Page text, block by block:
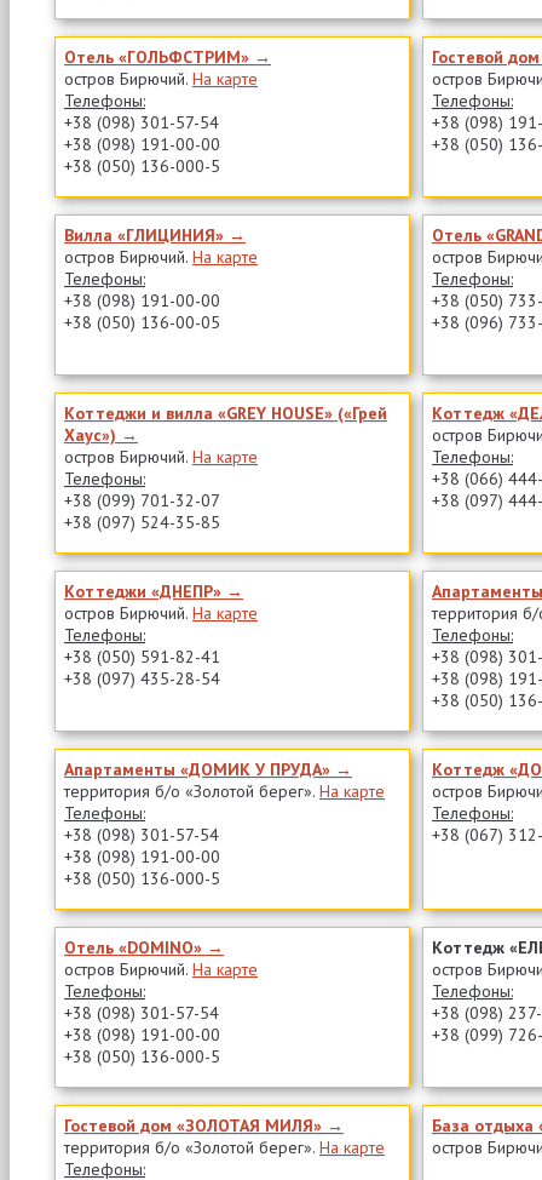
Отель «ГОЛЬФСТРИМ» →
остров Бирючий. На карте
Телефоны:
+38 (098) 301-57-54
+38 (098) 191-00-00
+38 (050) 136-000-5
Гостевой
остров
Телефоны:
+38 (098)
+38 (050)
Вилла «ГЛИЦИНИЯ» →
остров Бирючий. На карте
Телефоны:
+38 (098) 191-00-00
+38 (050) 136-00-05
Отель
остров
Телефоны:
+38 (050)
+38 (096)
Коттеджи и вилла «GREY HOUSE» («Грей
Хаус») →
остров Бирючий. На карте
Телефоны:
+38 (099) 701-32-07
+38 (097) 524-35-85
Коттедж
остров
Телефоны:
+38 (066)
+38 (097)
Коттеджи «ДНЕПР» →
остров Бирючий. На карте
Телефоны:
+38 (050) 591-82-41
+38 (097) 435-28-54
территория
Телефоны:
+38 (098)
+38 (098)
+38 (050)
Апартаменты «ДОМИК У ПРУДА» →
территория б/о «Золотой берег». На карте
Телефоны:
+38 (098) 301-57-54
+38 (098) 191-00-00
+38 (050) 136-000-5
Коттедж
остров
Телефоны:
+38 (067)
Отель «DOMINO» →
остров Бирючий. На карте
Телефоны:
+38 (098) 301-57-54
+38 (098) 191-00-00
+38 (050) 136-000-5
Коттедж
остров
Телефоны:
+38 (098)
+38 (099)
Гостевой дом «ЗОЛОТАЯ МИЛЯ» →
территория б/о «Золотой берег». На карте
Телефоны:
База
остров